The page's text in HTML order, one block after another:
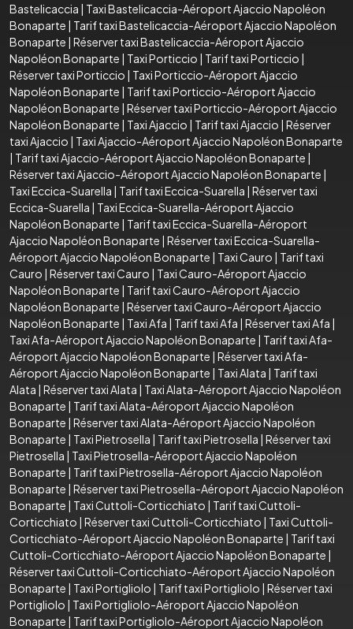
Bastelicaccia | Taxi Bastelicaccia-Aéroport Ajaccio Napoléon
Bonaparte | Tarif taxi Bastelicaccia-Aéroport Ajaccio Napoléon
Bonaparte | Réserver taxi Bastelicaccia-Aéroport Ajaccio
Napoléon Bonaparte | Taxi Porticcio | Tarif taxi Porticcio |
Réserver taxi Porticcio | Taxi Porticcio-Aéroport Ajaccio
Napoléon Bonaparte | Tarif taxi Porticcio-Aéroport Ajaccio
Napoléon Bonaparte | Réserver taxi Porticcio-Aéroport Ajaccio
Napoléon Bonaparte | Taxi Ajaccio | Tarif taxi Ajaccio | Réserver
taxi Ajaccio | Taxi Ajaccio-Aéroport Ajaccio Napoléon Bonaparte
| Tarif taxi Ajaccio-Aéroport Ajaccio Napoléon Bonaparte |
Réserver taxi Ajaccio-Aéroport Ajaccio Napoléon Bonaparte |
Taxi Eccica-Suarella | Tarif taxi Eccica-Suarella | Réserver taxi
Eccica-Suarella | Taxi Eccica-Suarella-Aéroport Ajaccio
Napoléon Bonaparte | Tarif taxi Eccica-Suarella-Aéroport
Ajaccio Napoléon Bonaparte | Réserver taxi Eccica-Suarella-
Aéroport Ajaccio Napoléon Bonaparte | Taxi Cauro | Tarif taxi
Cauro | Réserver taxi Cauro | Taxi Cauro-Aéroport Ajaccio
Napoléon Bonaparte | Tarif taxi Cauro-Aéroport Ajaccio
Napoléon Bonaparte | Réserver taxi Cauro-Aéroport Ajaccio
Napoléon Bonaparte | Taxi Afa | Tarif taxi Afa | Réserver taxi Afa |
Taxi Afa-Aéroport Ajaccio Napoléon Bonaparte | Tarif taxi Afa-
Aéroport Ajaccio Napoléon Bonaparte | Réserver taxi Afa-
Aéroport Ajaccio Napoléon Bonaparte | Taxi Alata | Tarif taxi
Alata | Réserver taxi Alata | Taxi Alata-Aéroport Ajaccio Napoléon
Bonaparte | Tarif taxi Alata-Aéroport Ajaccio Napoléon
Bonaparte | Réserver taxi Alata-Aéroport Ajaccio Napoléon
Bonaparte | Taxi Pietrosella | Tarif taxi Pietrosella | Réserver taxi
Pietrosella | Taxi Pietrosella-Aéroport Ajaccio Napoléon
Bonaparte | Tarif taxi Pietrosella-Aéroport Ajaccio Napoléon
Bonaparte | Réserver taxi Pietrosella-Aéroport Ajaccio Napoléon
Bonaparte | Taxi Cuttoli-Corticchiato | Tarif taxi Cuttoli-
Corticchiato | Réserver taxi Cuttoli-Corticchiato | Taxi Cuttoli-
Corticchiato-Aéroport Ajaccio Napoléon Bonaparte | Tarif taxi
Cuttoli-Corticchiato-Aéroport Ajaccio Napoléon Bonaparte |
Réserver taxi Cuttoli-Corticchiato-Aéroport Ajaccio Napoléon
Bonaparte | Taxi Portigliolo | Tarif taxi Portigliolo | Réserver taxi
Portigliolo | Taxi Portigliolo-Aéroport Ajaccio Napoléon
Bonaparte | Tarif taxi Portigliolo-Aéroport Ajaccio Napoléon